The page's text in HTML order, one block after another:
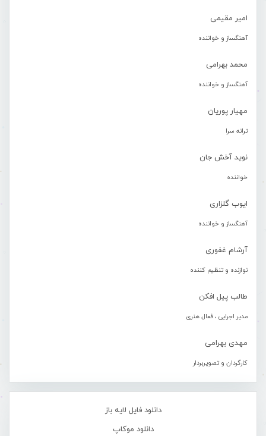
امیر مقیمی
آهنگساز و خواننده
محمد بهرامی
آهنگساز و خواننده
مهیار پوریان
ترانه سرا
نوید آخش جان
خواننده
ایوب گلزاری
آهنگساز و خواننده
آرشام غفوری
نوازنده و تنظیم کننده
طالب پیل افکن
مدیر اجرایی ، فعال هنری
مهدی بهرامی
کارگردان و تصویربردار
دانلود فایل لایه باز
دانلود موکاپ